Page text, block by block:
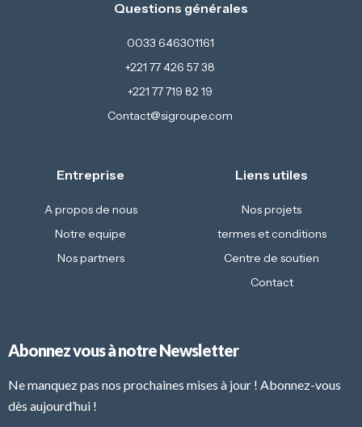
Questions générales
0033 646301161
+221 77 426 57 38
+221 77 719 82 19
Contact@sigroupe.com
Entreprise
A propos de nous
Notre equipe
Nos partners
Liens utiles
Nos projets
termes et conditions
Centre de soutien
Contact
Abonnez vous à notre Newsletter
Ne manquez pas nos prochaines mises à jour ! Abonnez-vous
dès aujourd’hui !